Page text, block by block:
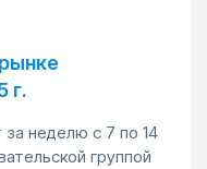
г.
неделю с 7 по 14
группой